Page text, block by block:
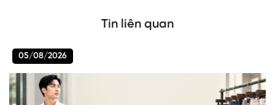
Tin liên quan
05/08/2026